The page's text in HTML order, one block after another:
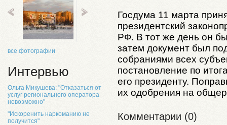
все фотографии
Интервью
Ольга Микушева: "Отказаться от
услуг регионального оператора
невозможно"
"Искоренить наркоманию не
получится"
Госдума 11 марта
президентский
РФ. В тот же день он
затем документ был
собраниями всех
постановление по
его президенту.
их одобрения на
Комментарии (0)